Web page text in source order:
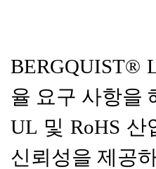
​BERGQUIST®
율 요구 사항을
UL 및 RoHS
신뢰성을 제공